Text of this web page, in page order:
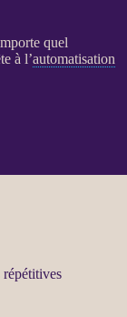
quel
à l’automatisation
répétitives